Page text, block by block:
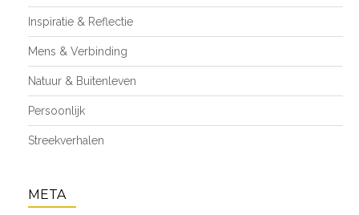
Inspiratie & Reflectie
Mens & Verbinding
Natuur & Buitenleven
Persoonlijk
Streekverhalen
META